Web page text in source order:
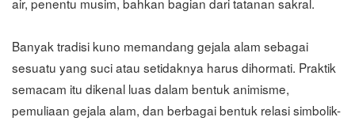
Banyak tradisi kuno memandang gejala alam sebagai
sesuatu yang suci atau setidaknya harus dihormati. Praktik
semacam itu dikenal luas dalam bentuk animisme,
pemuliaan gejala alam, dan berbagai bentuk relasi simbolik-